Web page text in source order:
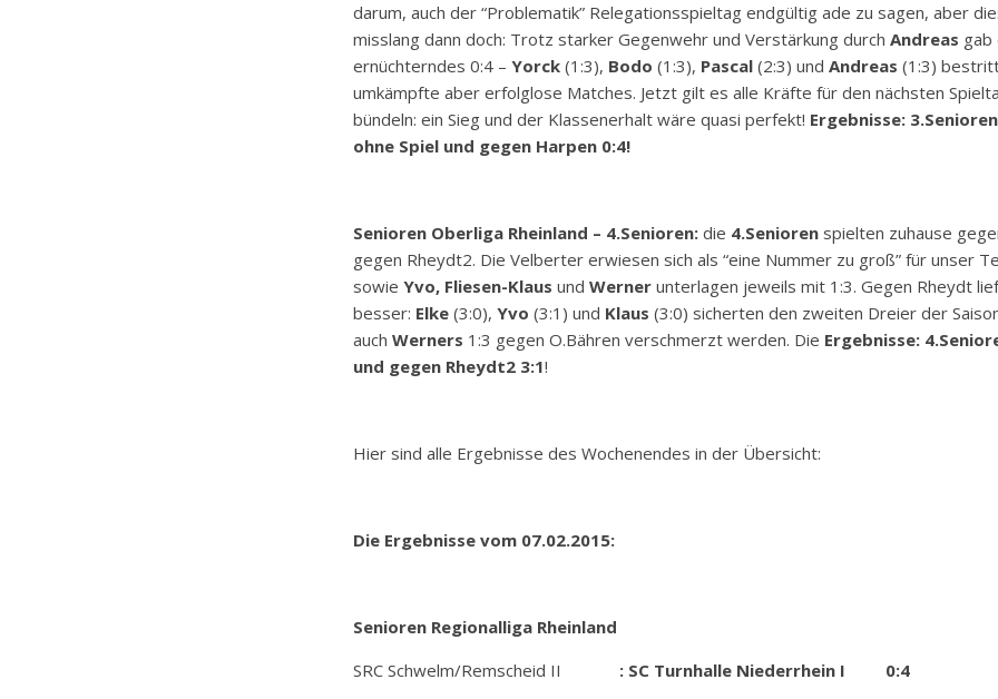
darum, auch der “Problematik” Relegationsspieltag endgültig ade zu sagen, aber
misslang dann doch: Trotz starker Gegenwehr und Verstärkung durch Andreas gab
ernüchterndes 0:4 – Yorck (1:3), Bodo (1:3), Pascal (2:3) und Andreas (1:3)
umkämpfte aber erfolglose Matches. Jetzt gilt es alle Kräfte für den nächsten
bündeln: ein Sieg und der Klassenerhalt wäre quasi perfekt! Ergebnisse:
ohne Spiel und gegen Harpen 0:4!
Senioren Oberliga Rheinland – 4.Senioren: die 4.Senioren spielten zuhause
gegen Rheydt2. Die Velberter erwiesen sich als “eine Nummer zu groß” für unser
sowie Yvo, Fliesen-Klaus und Werner unterlagen jeweils mit 1:3. Gegen Rheydt
besser: Elke (3:0), Yvo (3:1) und Klaus (3:0) sicherten den zweiten Dreier der
auch Werners 1:3 gegen O.Bähren verschmerzt werden. Die Ergebnisse:
und gegen Rheydt2 3:1!
Hier sind alle Ergebnisse des Wochenendes in der Übersicht:
Die Ergebnisse vom 07.02.2015:
Senioren Regionalliga Rheinland
SRC Schwelm/Remscheid II : SC Turnhalle Niederrhein I 0:4